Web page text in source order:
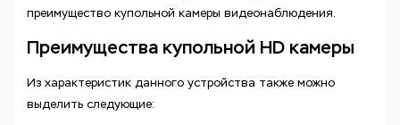
преимущество купольной камеры видеонаблюдения.
Преимущества купольной HD камеры
Из характеристик данного устройства также можно
выделить следующие: